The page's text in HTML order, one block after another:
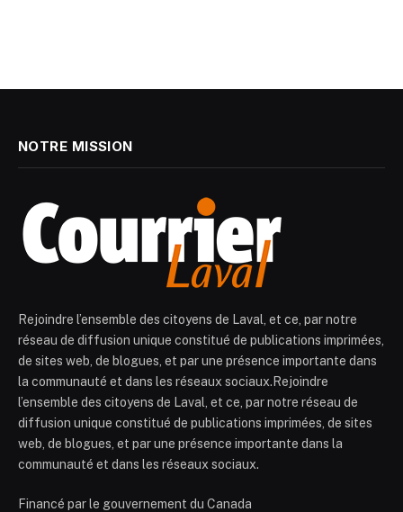
NOTRE MISSION
Rejoindre l’ensemble des citoyens de Laval, et ce, par notre
réseau de diffusion unique constitué de publications imprimées,
de sites web, de blogues, et par une présence importante dans
la communauté et dans les réseaux sociaux.Rejoindre
l’ensemble des citoyens de Laval, et ce, par notre réseau de
diffusion unique constitué de publications imprimées, de sites
web, de blogues, et par une présence importante dans la
communauté et dans les réseaux sociaux.
Financé par le gouvernement du Canada